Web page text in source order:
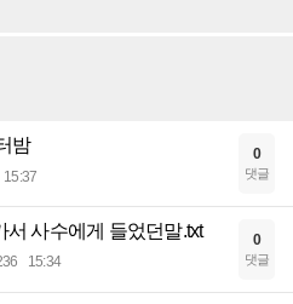
밤
15:37
0
댓글
서 사수에게 들었던말.txt
15:34
0
댓글